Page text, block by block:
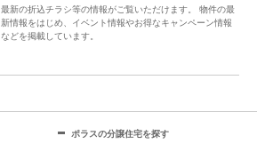
最新の折込チラシ等の情報がご覧いただけます。 物件の最
新情報をはじめ、イベント情報やお得なキャンペーン情報
などを掲載しています。
ポラスの分譲住宅を探す